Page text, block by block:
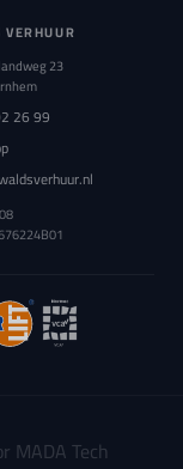
VERHUUR
23
26 99